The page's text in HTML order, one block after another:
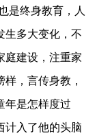
是终身教育，人
生多大变化，不
庭建设，注重家
，言传身教，
年是怎样度过
计入了他的头脑